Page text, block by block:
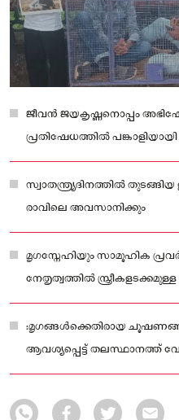
ജീവൻ ജയകൃഷ്ണനൊപ്പം
പ്രതിഷേധത്തിൽ
സ്വാതന്ത്ര്യദിനത്തിൽ
രാവിലെ അവസാനിക്കും
മൃഗസ്നേഹിയും സാമൂഹിക
നേതൃത്വത്തിൽ
സെക്രട്ടേറിയറ്റിന് മുന്നിൽ
നടത്തുന്നത്.
:മൃഗങ്ങൾക്കെതിരായ
ആവശ്യപ്പെട്ട് തലസ്ഥാനത്ത്